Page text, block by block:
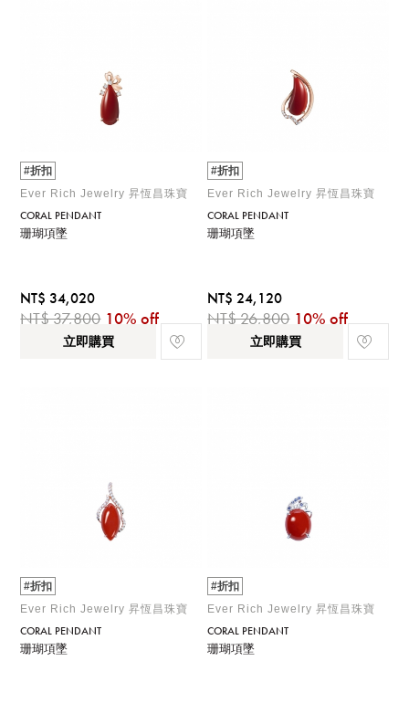
#折扣
Ever Rich Jewelry 昇恆昌珠寶
CORAL PENDANT
珊瑚項墜
NT$ 34,020
NT$ 37,800 10% off
立即購買
#折扣
Ever Rich Jewelry 昇恆昌珠寶
CORAL PENDANT
珊瑚項墜
NT$ 24,120
NT$ 26,800 10% off
立即購買
#折扣
Ever Rich Jewelry 昇恆昌珠寶
CORAL PENDANT
珊瑚項墜
#折扣
Ever Rich Jewelry 昇恆昌珠寶
CORAL PENDANT
珊瑚項墜